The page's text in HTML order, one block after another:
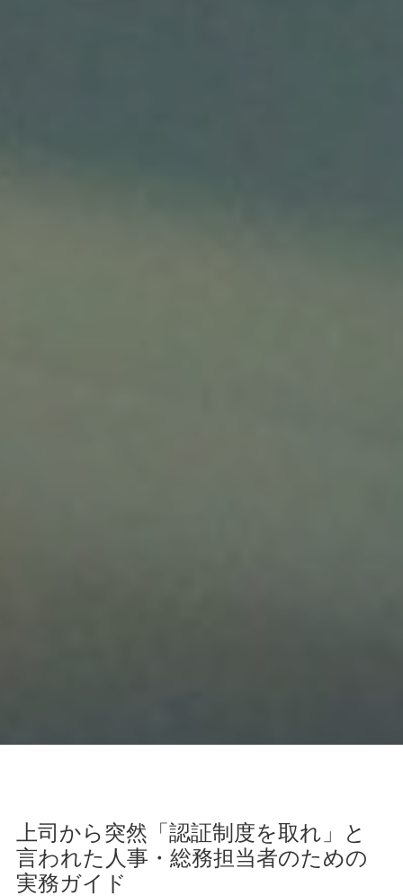
上司から突然「認証制度を取れ」と
言われた人事・総務担当者のための
実務ガイド